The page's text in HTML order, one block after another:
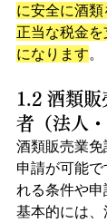
に安全に酒類
正当な税金
になります。
1.2 酒類販
者（法人・
酒類販売業
申請が可能
れる条件や申
基本的には